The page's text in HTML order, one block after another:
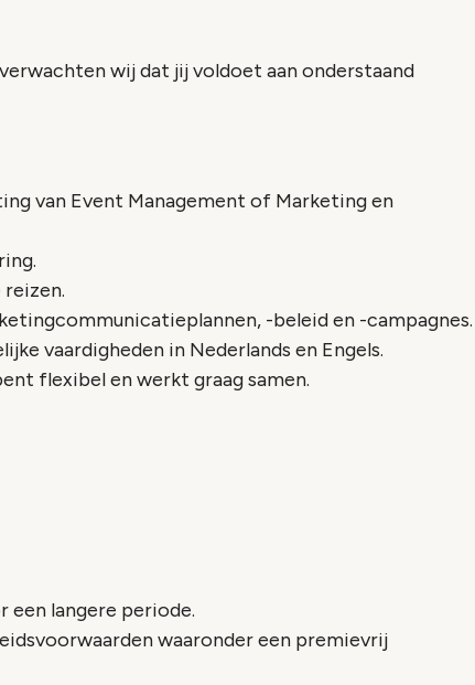
wij dat jij voldoet aan onderstaand
van Event Management of Marketing en
-beleid en -campagnes.
vaardigheden in Nederlands en Engels.
flexibel en werkt graag samen.
een langere periode.
waaronder een premievrij